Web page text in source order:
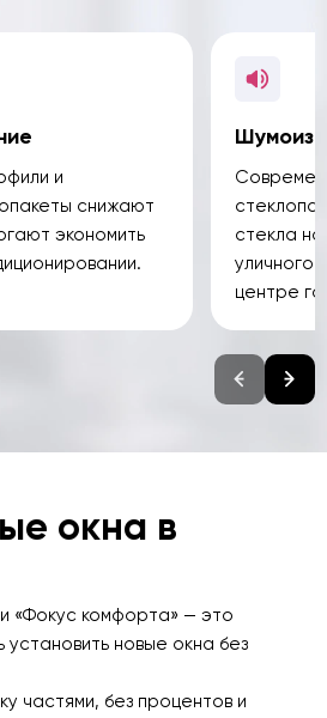
и
снижают
экономить
стекла
уличного
центре
окна в
«Фокус комфорта» — это
новые окна без
частями, без процентов и